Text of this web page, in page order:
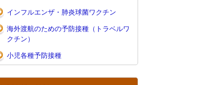
インフルエンザ・肺炎球菌ワクチン
海外渡航のための予防接種（トラベルワ
クチン）
小児各種予防接種